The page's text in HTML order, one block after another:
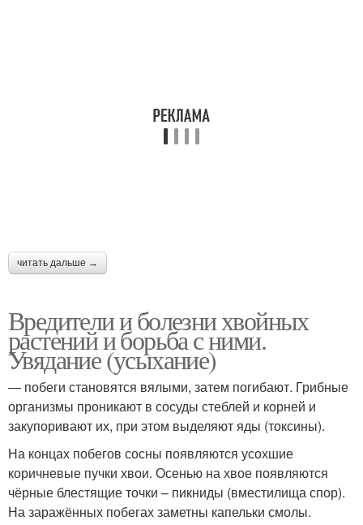
читать дальше →
Вредители и болезни хвойных
растений и борьба с ними.
Увядание (усыхание)
— побеги становятся вялыми, затем погибают. Грибные
организмы проникают в сосуды стеблей и корней и
закупоривают их, при этом выделяют яды (токсины).
На концах побегов сосны появляются усохшие
коричневые пучки хвои. Осенью на хвое появляются
чёрные блестящие точки – пикниды (вместилища спор).
На заражённых побегах заметны капельки смолы.